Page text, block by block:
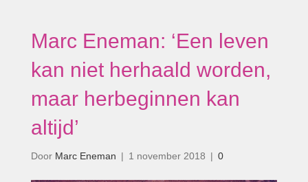
Marc Eneman: ‘Een leven
kan niet herhaald worden,
maar herbeginnen kan
altijd’
Door Marc Eneman | 1 november 2018 | 0